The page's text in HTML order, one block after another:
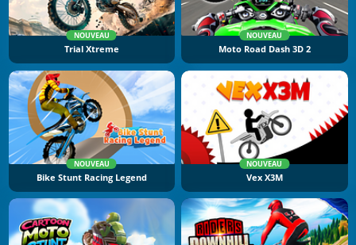
NOUVEAU
Trial Xtreme
NOUVEAU
Moto Road Dash 3D 2
NOUVEAU
Bike Stunt Racing Legend
NOUVEAU
Vex X3M